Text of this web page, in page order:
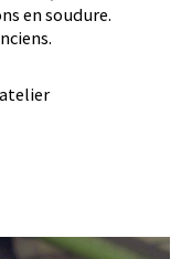
en soudure.